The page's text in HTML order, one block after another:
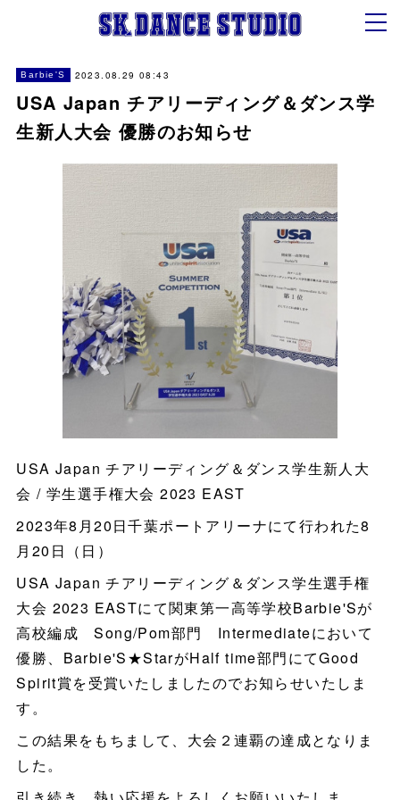
Barbie'S 2023.08.29 08:43
USA Japan チアリーディング＆ダンス学
生新人大会 優勝のお知らせ
USA Japan チアリーディング＆ダンス学生新人大
会 / 学生選手権大会 2023 EAST
2023年8月20日千葉ポートアリーナにて行われた8
月20日（日）
USA Japan チアリーディング＆ダンス学生選手権
大会 2023 EASTにて関東第一高等学校Barbie'Sが
高校編成 Song/Pom部門 Intermediateにおいて
優勝、Barbie'S★StarがHalf time部門にてGood
Spirit賞を受賞いたしましたのでお知らせいたしま
す。
この結果をもちまして、大会２連覇の達成となりま
した。